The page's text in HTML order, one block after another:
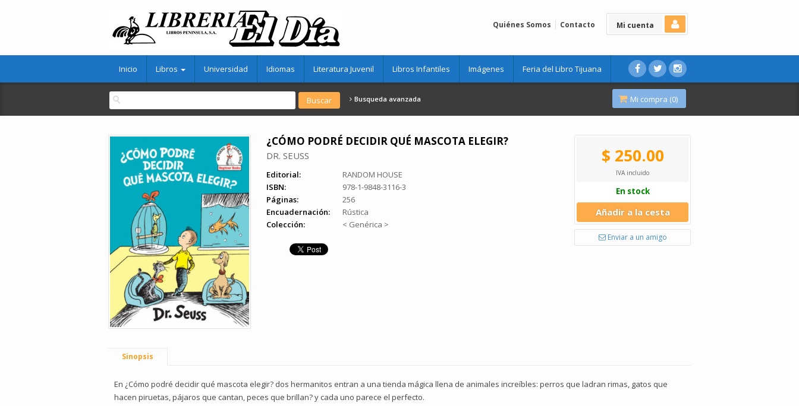
Mi cuenta
Quiénes Somos Contacto
Inicio Libros Universidad Idiomas Literatura Juvenil Libros Infantiles Imágenes Feria del Libro Tijuana
Busqueda avanzada Mi compra (0)
¿CÓMO PODRÉ DECIDIR QUÉ MASCOTA ELEGIR?
DR. SEUSS
Editorial:
RANDOM HOUSE
ISBN:
978-1-9848-3116-3
Páginas:
256
Encuadernación:
Rústica
Colección:
< Genérica >
$ 250.00
IVA incluido
En stock
Añadir a la cesta
Enviar a un amigo
Sinopsis
En ¿Cómo podré decidir qué mascota elegir? dos hermanitos entran a una tienda mágica llena de animales increíbles: perros que ladran rimas, gatos que
hacen piruetas, pájaros que cantan, peces que brillan? y cada uno parece el perfecto.